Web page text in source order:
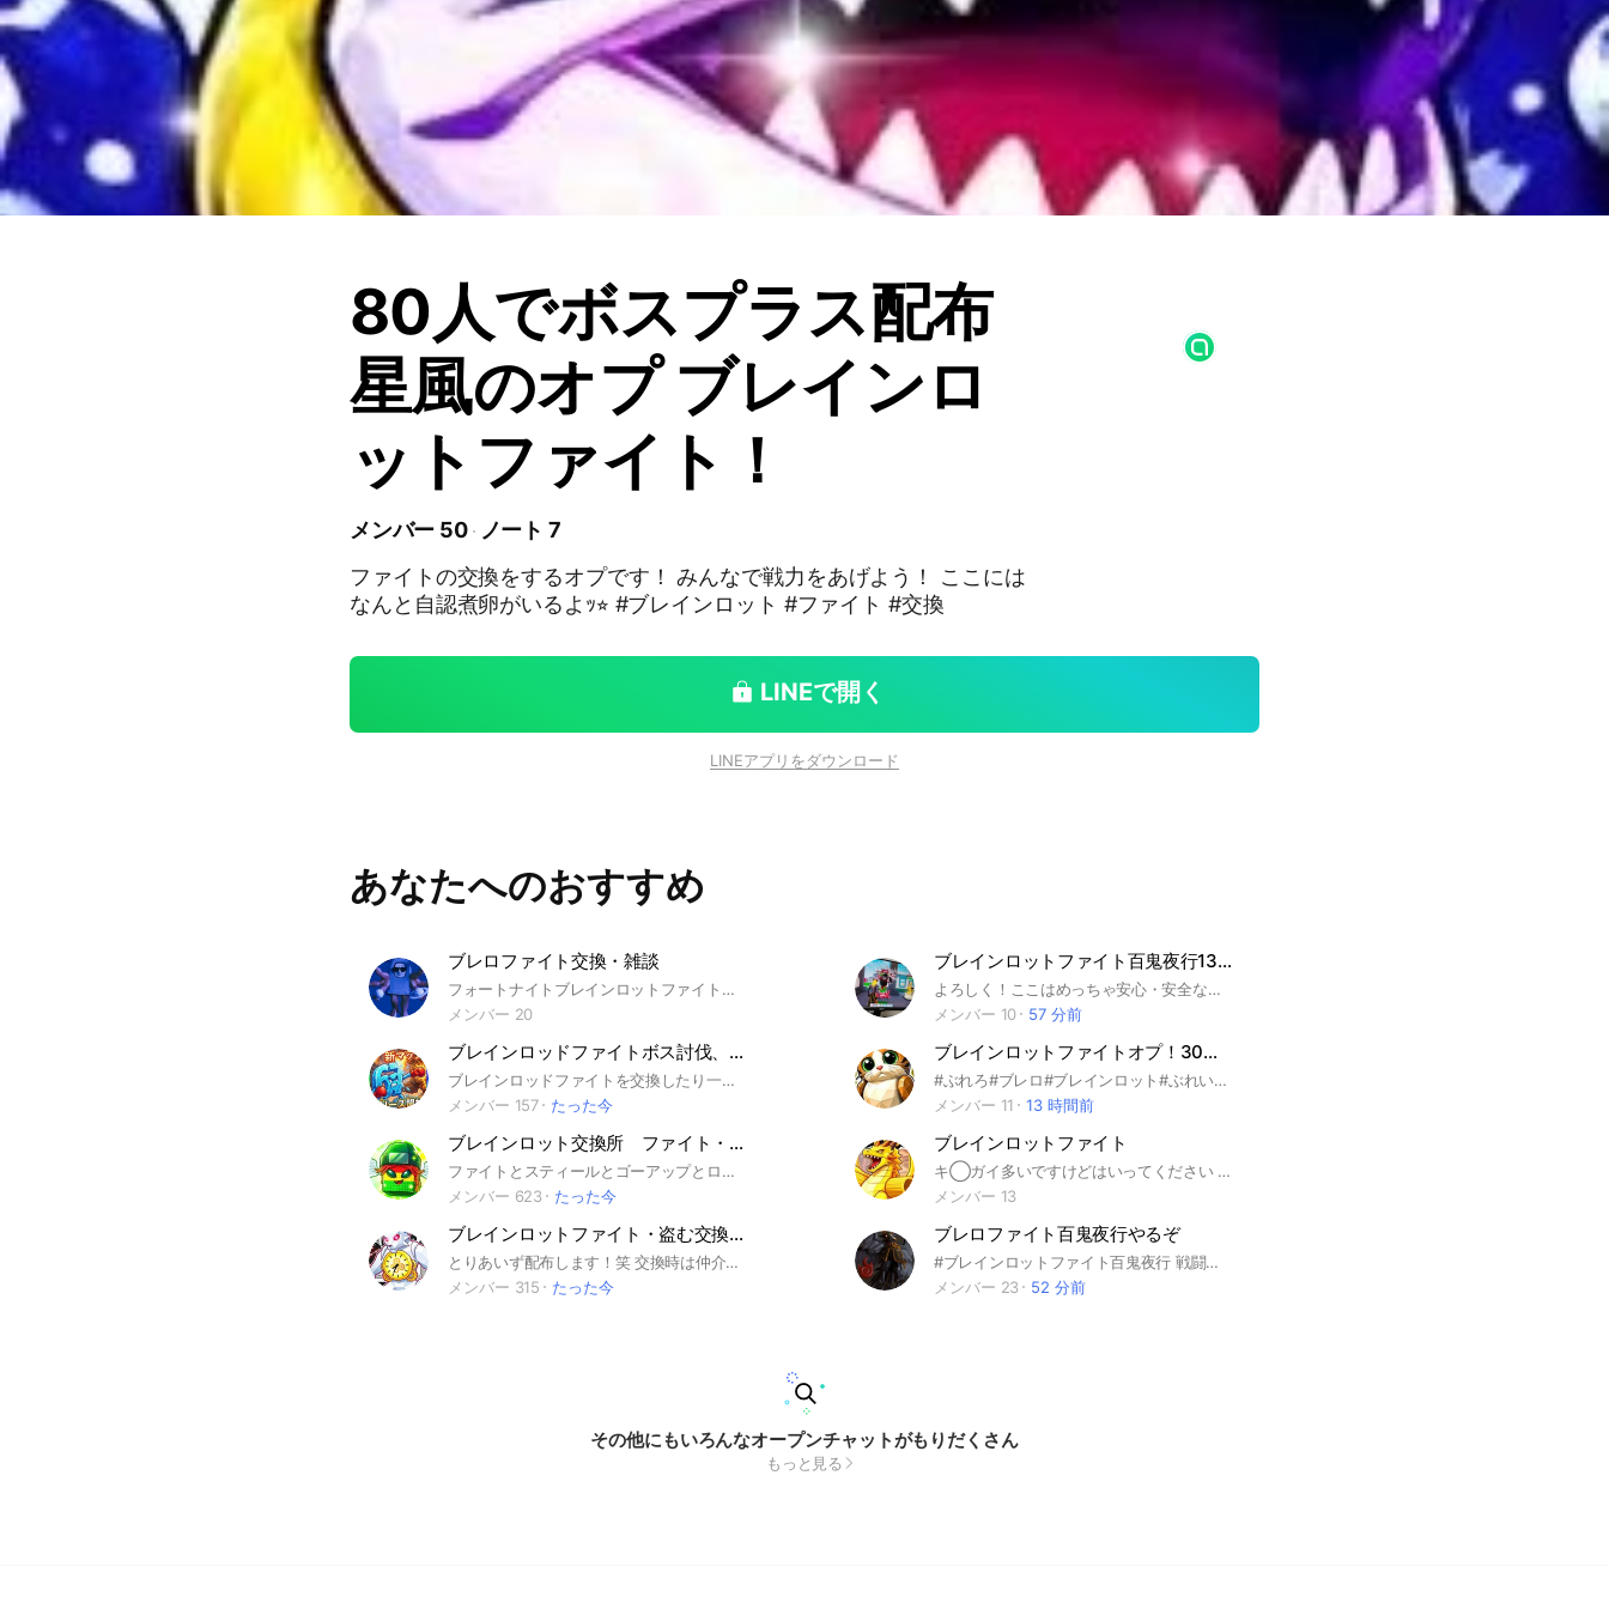
80人でボスプラス配布
星風のオプ ブレインロ
ットファイト！
メンバー 50
ノート 7
ファイトの交換をするオプです！ みんなで戦力をあげよう！ ここには
なんと自認煮卵がいるよｯ⭐︎ #ブレインロット #ファイト #交換
LINEで開く
LINEアプリをダウンロード
あなたへのおすすめ
ブレロファイト交換・雑談
フォートナイトブレインロットファイトを一緒にするオプです！配布沢山あるんでかもん！ #Fortnite #フォートナイト #ブレインファイト #BrainFight #ファイト #ブレインロット #フォトナ #クリエイティブ #フォトナクリエ #ミニゲーム #対戦 #脳死プレイ #エンジョイ勢 #ガチ勢歓迎 #深夜テンション #野良歓迎 #ブレロ #さわっち
メンバー 20
ブレインロットファイト百鬼夜行13k以上
よろしく！ここはめっちゃ安心・安全なブレインロットファイトのオプだよ！ 百鬼夜行のメンバーがいない！ って言う人はぜひ入ってね！！ 8人入ってたら入っても強制退会なので 気をつけてね！
メンバー 10
57 分前
ブレインロッドファイトボス討伐、交換、配布などなど
ブレインロッドファイトを交換したり一緒にしたりするおぷですとたまに配布しますあとボスとかも倒したいからね〜
メンバー 157
たった今
ブレインロットファイトオプ！30人でヴァルキリー配布！10人ごとに配布！
#ぶれろ#ブレロ#ブレインロット#ぶれいんろっと#ぶれいんろっど#ブレインロッド#ゲーム#げーむ#ふぉーとないと#フォートナイト#フォトナ#ふぉとな#ふぉーとな#フォートナ#ロブロ#ろぶろ#ロブロックス#ろぶろっくす
メンバー 11
13 時間前
ブレインロット交換所 ファイト・ゴーアップ・スティール なんでもあり
ファイトとスティールとゴーアップとロブロの交換所です！ 雑談、交換、配布たくさんあるので 見たら入ってみてね！
メンバー 623
たった今
ブレインロットファイト
キ◯ガイ多いですけどはいってください #ブレインロット #ブレインロットファイト
メンバー 13
ブレインロットファイト・盗む交換！雑談！配布多いから入って！ボイド蜘蛛.ギャラ蜘蛛配布中！！！
とりあいず配布します！笑 交換時は仲介を挟むことをお勧めします！ みんなで交換しよう！ #ブレインロット#ファイト#フォトナ#フォートナイト#交換#雑談#配布#ブレロ#ブレイン#ゲーム
メンバー 315
たった今
ブレロファイト百鬼夜行やるぞ
#ブレインロットファイト百鬼夜行 戦闘力10000以上の人来て
メンバー 23
52 分前
その他にもいろんなオープンチャットがもりだくさん
もっと見る